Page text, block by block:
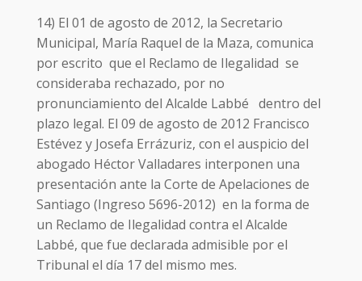
14) El 01 de agosto de 2012, la Secretario
Municipal, María Raquel de la Maza, comunica
por escrito que el Reclamo de Ilegalidad se
consideraba rechazado, por no
pronunciamiento del Alcalde Labbé dentro del
plazo legal. El 09 de agosto de 2012 Francisco
Estévez y Josefa Errázuriz, con el auspicio del
abogado Héctor Valladares interponen una
presentación ante la Corte de Apelaciones de
Santiago (Ingreso 5696-2012) en la forma de
un Reclamo de Ilegalidad contra el Alcalde
Labbé, que fue declarada admisible por el
Tribunal el día 17 del mismo mes.